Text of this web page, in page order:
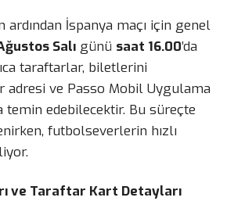
ardından İspanya maçı için genel
Salı günü saat 16.00’da
taraftarlar, biletlerini
adresi ve Passo Mobil Uygulama
temin edebilecektir. Bu süreçte
futbolseverlerin hızlı
ve Taraftar Kart Detayları